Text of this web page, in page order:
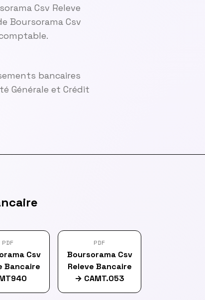
Csv Releve
Boursorama Csv
bancaires
Générale et Crédit
PDF
Csv
Bancaire
PDF
Boursorama Csv
Releve Bancaire
→ CAMT.053